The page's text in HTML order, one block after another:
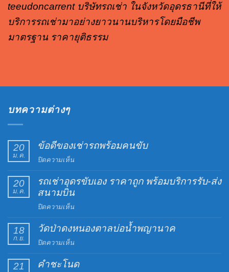
teeudoncarrent บริษัทรถเช่า ในจังหวัดอุดรธานีที่ให้
บริการรถเช่ามาอย่างยาวนานบริหารโดยมือชีพ
มาตรฐาน ราคายุติธรรม
บทความต่างๆ
20
ม.ค.
ข้อดีของเช่ารถพร้อมคนขับ
ปิดความเห็นบน
ของ
เช่า
20
ม.ค.
รถเช่าอุดรขับเอง ราคาถูก พร้อมบริการรับ-ส่ง
สนามบิน
ปิดความเห็นบน
เช่า
เอง
18
ก.ย.
วัดป่าดงหนองตาลบ่อน้ำพญานาค
ปิดความเห็นบน
ป่าดง
21 คำชะโนด